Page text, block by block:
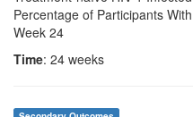
Percentage of Participants
Week 24
Time: 24 weeks